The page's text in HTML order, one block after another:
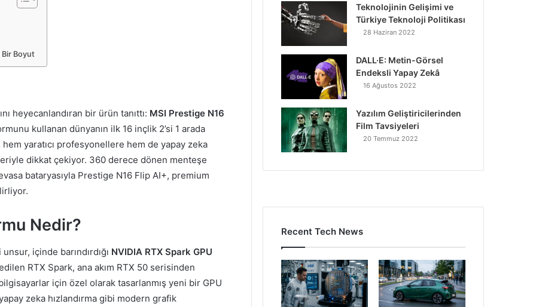
Bir Boyut
heyecanlandıran bir ürün tanıttı: MSI Prestige N16
kullanan dünyanın ilk 16 inçlik 2’si 1 arada
yaratıcı profesyonellere hem de yapay zeka
dikkat çekiyor. 360 derece dönen menteşe
bataryasıyla Prestige N16 Flip AI+, premium
Nedir?
içinde barındırdığı NVIDIA RTX Spark GPU
RTX Spark, ana akım RTX 50 serisinden
için özel olarak tasarlanmış yeni bir GPU
zeka hızlandırma gibi modern grafik
Teknolojinin Gelişimi ve
Türkiye Teknoloji Politikası
28 Haziran 2022
DALL·E: Metin-Görsel
Endeksli Yapay Zekâ
16 Ağustos 2022
Yazılım Geliştiricilerinden
Film Tavsiyeleri
20 Temmuz 2022
Recent Tech News